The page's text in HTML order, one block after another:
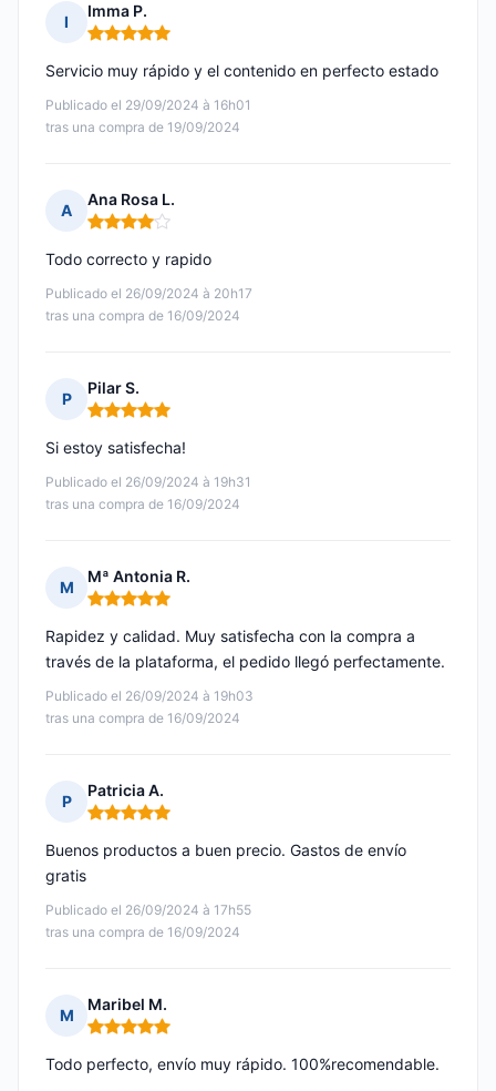
I
Imma P.
Nota: 5 de 5
Publicado el 29/09/2024 à 16h01
tras una compra de 19/09/2024
Servicio muy rápido y el contenido en perfecto estado
A
Ana Rosa L.
Nota: 4 de 5
Publicado el 26/09/2024 à 20h17
tras una compra de 16/09/2024
Todo correcto y rapido
P
Pilar S.
Nota: 5 de 5
Publicado el 26/09/2024 à 19h31
tras una compra de 16/09/2024
Si estoy satisfecha!
M
Mª Antonia R.
Nota: 5 de 5
Publicado el 26/09/2024 à 19h03
tras una compra de 16/09/2024
Rapidez y calidad. Muy satisfecha con la compra a
través de la plataforma, el pedido llegó perfectamente.
P
Patricia A.
Nota: 5 de 5
Publicado el 26/09/2024 à 17h55
tras una compra de 16/09/2024
Buenos productos a buen precio. Gastos de envío
gratis
M
Maribel M.
Nota: 5 de 5
Todo perfecto, envío muy rápido. 100%recomendable.